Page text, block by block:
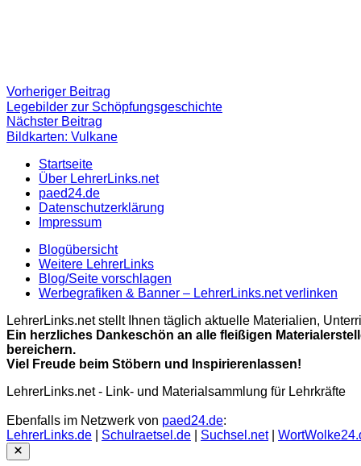
Beitragsnavigation
Vorheriger Beitrag
Beitrag:
Legebilder zur Schöpfungsgeschichte
Nächster Beitrag
Beitrag
Bildkarten: Vulkane
Startseite
Über LehrerLinks.net
paed24.de
Datenschutzerklärung
Impressum
Blogübersicht
Weitere LehrerLinks
Blog/Seite vorschlagen
Werbegrafiken & Banner – LehrerLinks.net verlinken
LehrerLinks.net stellt Ihnen täglich aktuelle Materialien,
Ein herzliches Dankeschön an alle fleißigen
bereichern.
Viel Freude beim Stöbern und Inspirierenlassen!
LehrerLinks.net - Link- und Materialsammlung für Lehrkräfte
Ebenfalls im Netzwerk von paed24.de:
LehrerLinks.de
Schulraetsel.de Suchsel.net|
Close